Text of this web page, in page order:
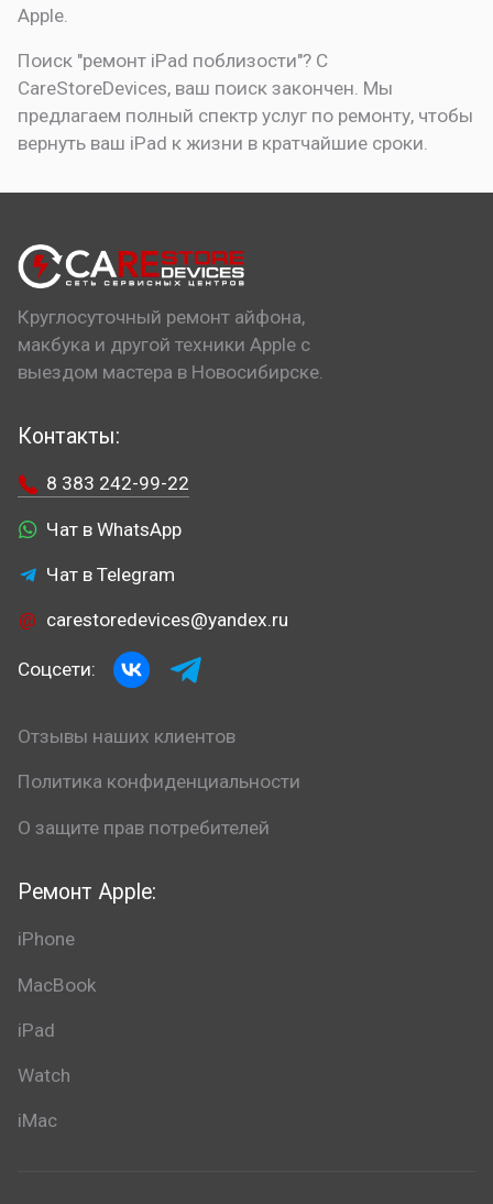
Apple.
Поиск "ремонт iPad поблизости"? С
CareStoreDevices, ваш поиск закончен. Мы
предлагаем полный спектр услуг по ремонту, чтобы
вернуть ваш iPad к жизни в кратчайшие сроки.
Круглосуточный ремонт айфона,
макбука и другой техники Apple с
выездом мастера в Новосибирске.
Ремонт Apple:
iPhone
MacBook
iPad
Watch
iMac
Контакты:
8 383 242-99-22
Чат в WhatsApp
Чат в Telegram
carestoredevices@yandex.ru
Соцсети:
Отзывы наших клиентов
Политика конфиденциальности
О защите прав потребителей